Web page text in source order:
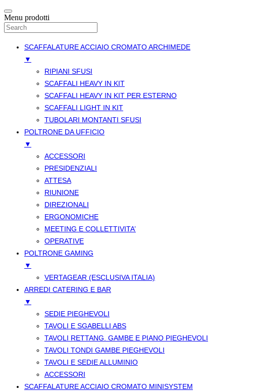
Menu prodotti
SCAFFALATURE ACCIAIO CROMATO ARCHIMEDE
▼
RIPIANI SFUSI
SCAFFALI HEAVY IN KIT
SCAFFALI HEAVY IN KIT PER ESTERNO
SCAFFALI LIGHT IN KIT
TUBOLARI MONTANTI SFUSI
POLTRONE DA UFFICIO
▼
ACCESSORI
PRESIDENZIALI
ATTESA
RIUNIONE
DIREZIONALI
ERGONOMICHE
MEETING E COLLETTIVITA’
OPERATIVE
POLTRONE GAMING
▼
VERTAGEAR (ESCLUSIVA ITALIA)
ARREDI CATERING E BAR
▼
SEDIE PIEGHEVOLI
TAVOLI E SGABELLI ABS
TAVOLI RETTANG. GAMBE E PIANO PIEGHEVOLI
TAVOLI TONDI GAMBE PIEGHEVOLI
TAVOLI E SEDIE ALLUMINIO
ACCESSORI
SCAFFALATURE ACCIAIO CROMATO MINISYSTEM